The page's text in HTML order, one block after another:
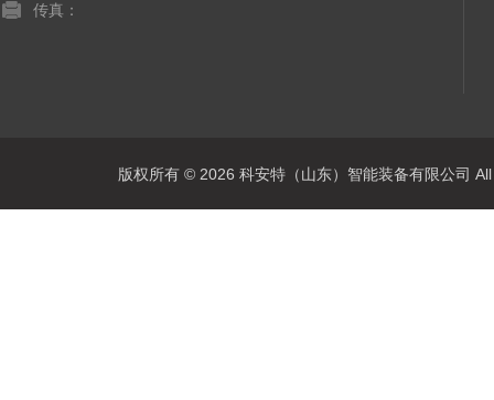
传真：
版权所有 © 2026 科安特（山东）智能装备有限公